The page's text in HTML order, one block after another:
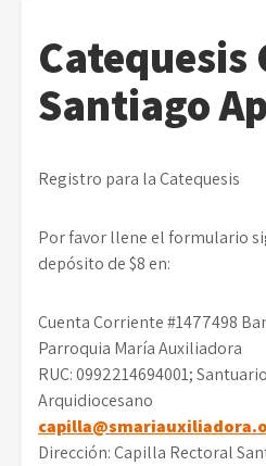
Catequesis
Santiago
Registro para la Catequesis
Por favor llene el formulario
depósito de $8 en:
Cuenta Corriente #1477498
Parroquia María Auxiliadora
RUC: 0992214694001;
Arquidiocesano
Dirección: Capilla Rectoral